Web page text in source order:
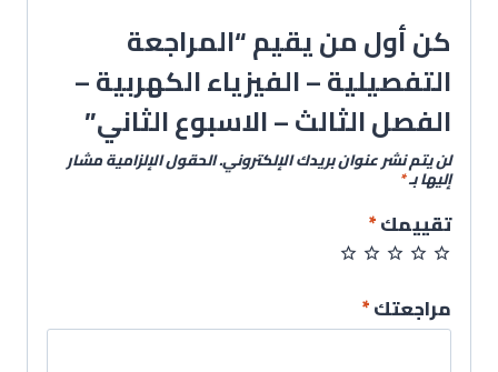
كن أول من يقيم “المراجعة
التفصيلية – الفيزياء الكهربية –
الفصل الثالث – الاسبوع الثاني”
لن يتم نشر عنوان بريدك الإلكتروني.الحقول الإلزامية مشار
إليها بـ*
تقييمك*
مراجعتك*